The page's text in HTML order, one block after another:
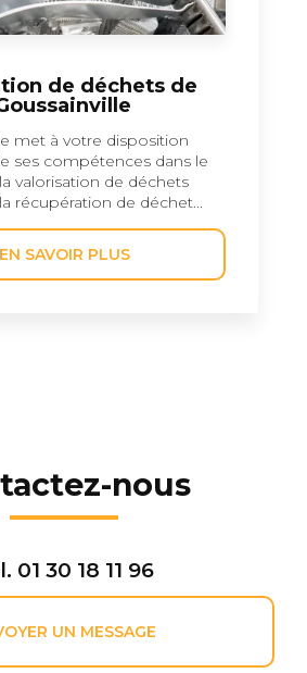
de déchets de
met à votre disposition
ses compétences dans le
valorisation de déchets
récupération de déchet...
EN SAVOIR PLUS
nous
01 30 18 11 96
UN MESSAGE